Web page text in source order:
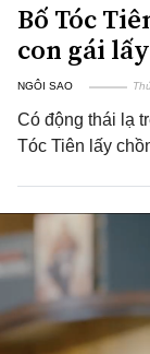
Bố Tóc
con gái
NGÔI SAO
Có động thái lạ
Tóc Tiên lấy